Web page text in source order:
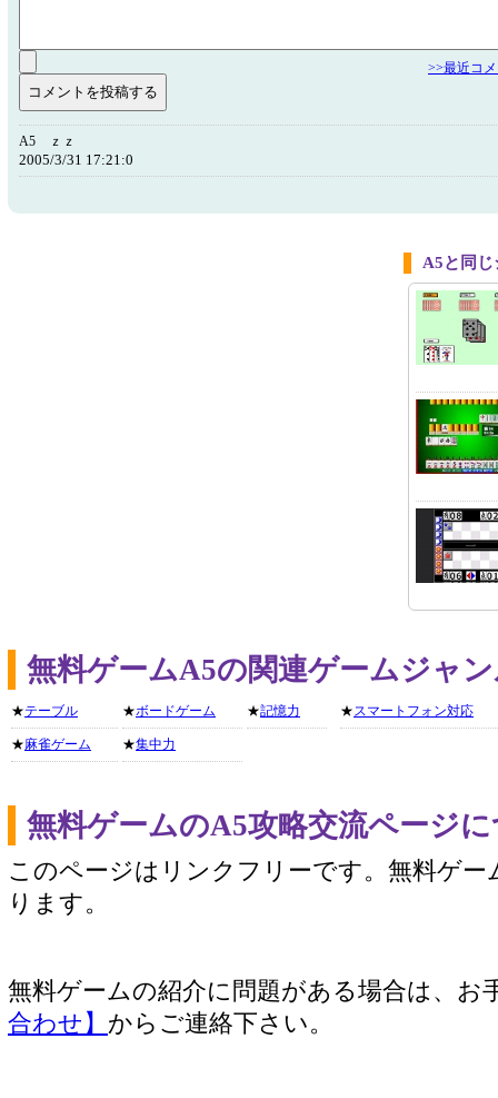
>>最近コ
A5 ｚｚ
2005/3/31 17:21:0
A5と同
無料ゲームA5の関連ゲームジャ
★テーブル
★麻雀ゲーム
★ボードゲーム
★集中力
★記憶力 ★スマートフォン対応
無料ゲームのA5攻略交流ページ
このページはリンクフリーです。無料ゲー
ります。
無料ゲームの紹介に問題がある場合は、お
合わせ】 からご連絡下さい。